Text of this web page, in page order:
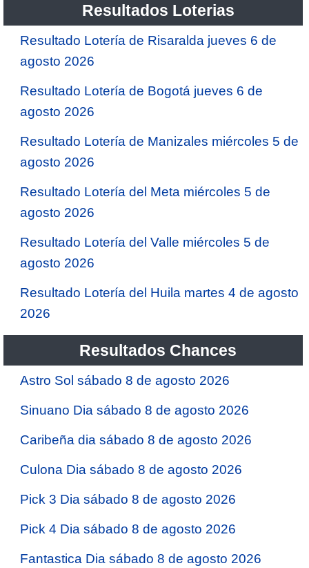
Resultados Loterias
Resultado Lotería de Risaralda jueves 6 de
agosto 2026
Resultado Lotería de Bogotá jueves 6 de
agosto 2026
Resultado Lotería de Manizales miércoles 5 de
agosto 2026
Resultado Lotería del Meta miércoles 5 de
agosto 2026
Resultado Lotería del Valle miércoles 5 de
agosto 2026
Resultado Lotería del Huila martes 4 de agosto
2026
Resultados Chances
Astro Sol sábado 8 de agosto 2026
Sinuano Dia sábado 8 de agosto 2026
Caribeña dia sábado 8 de agosto 2026
Culona Dia sábado 8 de agosto 2026
Pick 3 Dia sábado 8 de agosto 2026
Pick 4 Dia sábado 8 de agosto 2026
Fantastica Dia sábado 8 de agosto 2026